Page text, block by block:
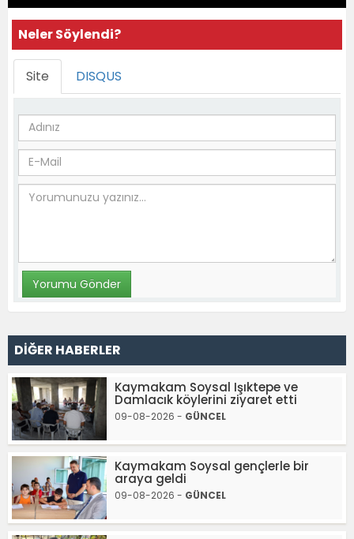
Neler Söylendi?
Site DISQUS
DİĞER HABERLER
Kaymakam Soysal Işıktepe ve
Damlacık köylerini ziyaret etti
09-08-2026 - GÜNCEL
Kaymakam Soysal gençlerle bir
araya geldi
09-08-2026 - GÜNCEL